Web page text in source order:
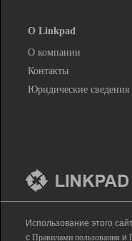
О Linkpad
О компании
Контакты
Юридические сведения
Использование этого
с Правилами пользования и